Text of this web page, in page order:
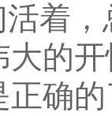
着
的
确